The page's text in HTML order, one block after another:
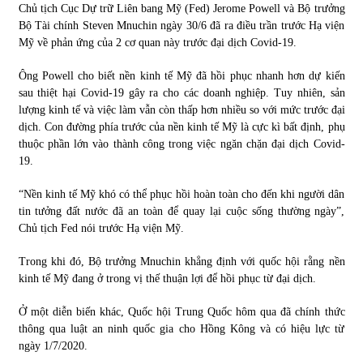
Chủ tịch Cục Dự trữ Liên bang Mỹ (Fed) Jerome Powell và Bộ trưởng
Bộ Tài chính Steven Mnuchin ngày 30/6 đã ra điều trần trước Hạ viện
Mỹ về phản ứng của 2 cơ quan này trước đại dịch Covid-19.
Ông Powell cho biết nền kinh tế Mỹ đã hồi phục nhanh hơn dự kiến
sau thiệt hại Covid-19 gây ra cho các doanh nghiệp. Tuy nhiên, sản
lượng kinh tế và việc làm vẫn còn thấp hơn nhiều so với mức trước đại
dịch. Con đường phía trước của nền kinh tế Mỹ là cực kì bất định, phụ
thuộc phần lớn vào thành công trong việc ngăn chặn đại dịch Covid-
19.
“Nền kinh tế Mỹ khó có thể phục hồi hoàn toàn cho đến khi người dân
tin tưởng đất nước đã an toàn để quay lại cuộc sống thường ngày”,
Chủ tịch Fed nói trước Hạ viện Mỹ.
Trong khi đó, Bộ trưởng Mnuchin khẳng định với quốc hội rằng nền
kinh tế Mỹ đang ở trong vị thế thuận lợi để hồi phục từ đại dịch.
Ở một diễn biến khác, Quốc hội Trung Quốc hôm qua đã chính thức
thông qua luật an ninh quốc gia cho Hồng Kông và có hiệu lực từ
ngày 1/7/2020.